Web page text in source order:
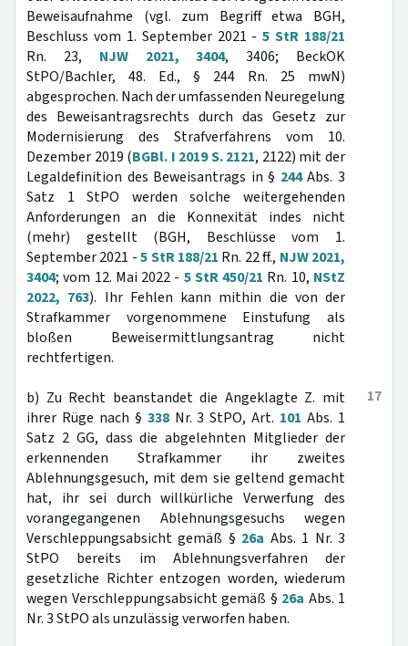
Beweisaufnahme (vgl. zum Begriff etwa BGH,
Beschluss vom 1. September 2021 -5 StR 188/21
Rn. 23, NJW 2021, 3404, 3406; BeckOK
StPO/Bachler, 48. Ed., § 244 Rn. 25 mwN)
abgesprochen. Nach der umfassenden Neuregelung
des Beweisantragsrechts durch das Gesetz zur
Modernisierung des Strafverfahrens vom 10.
Dezember 2019 (BGBl. I 2019 S. 2121, 2122) mit der
Legaldefinition des Beweisantrags in § 244Abs. 3
Satz 1 StPO werden solche weitergehenden
Anforderungen an die Konnexität indes nicht
(mehr) gestellt (BGH, Beschlüsse vom 1.
September 2021 -5 StR 188/21 Rn. 22 ff., NJW 2021,
3404; vom 12. Mai 2022 - 5 StR 450/21 Rn. 10, NStZ
2022, 763). Ihr Fehlen kann mithin die von der
Strafkammer vorgenommene Einstufung als
bloßen Beweisermittlungsantrag nicht
rechtfertigen.
17
b) Zu Recht beanstandet die Angeklagte Z. mit
ihrer Rüge nach § 338Nr. 3 StPO, Art. 101 Abs. 1
Satz 2 GG, dass die abgelehnten Mitglieder der
erkennenden Strafkammer ihr zweites
Ablehnungsgesuch, mit dem sie geltend gemacht
hat, ihr sei durch willkürliche Verwerfung des
vorangegangenen Ablehnungsgesuchs wegen
Verschleppungsabsicht gemäß § 26a Abs. 1 Nr. 3
StPO bereits im Ablehnungsverfahren der
gesetzliche Richter entzogen worden, wiederum
wegen Verschleppungsabsicht gemäß § 26a Abs. 1
Nr. 3 StPO als unzulässig verworfen haben.